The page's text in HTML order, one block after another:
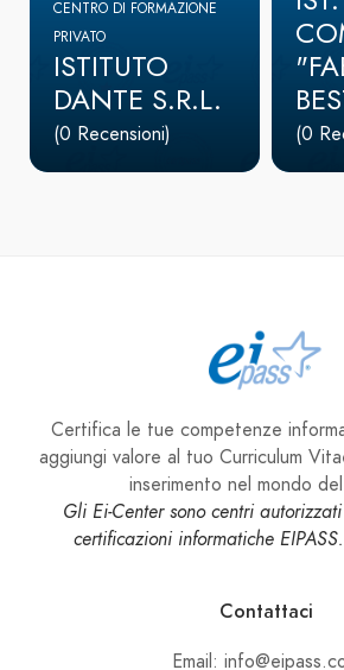
CENTRO DI FORMAZIONE
PRIVATO
ISTITUTO
DANTE S.R.L.
(0 Recensioni) (0
Certifica le tue competenze
aggiungi valore al tuo Curriculum
inserimento nel mondo
Gli Ei-Center sono centri
certificazioni informatiche
Contattaci
Email: